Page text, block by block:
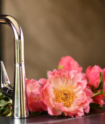
GDZIE KUPIĆ
O NAS
KARIERA